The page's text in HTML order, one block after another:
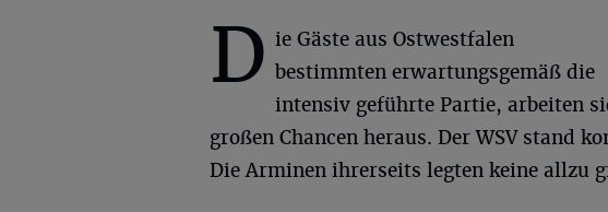
D ie Gäste aus Ostwestfalen
bestimmten erwartungsgemäß die
intensiv geführte Partie, arbeiten
großen Chancen heraus. Der WSV stand
Die Arminen ihrerseits legten keine allzu